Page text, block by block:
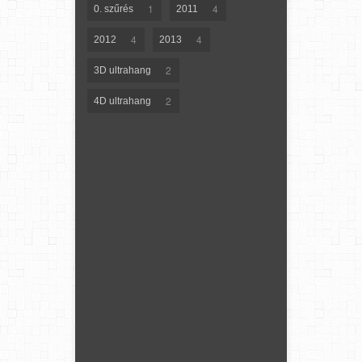
0. szűrés 1 2011 4
2012 4 2013 4
3D ultrahang 2
4D ultrahang 2